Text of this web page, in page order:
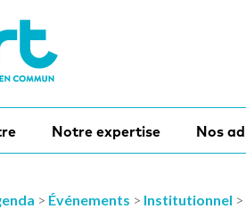
Notre expertise Nos
> Événements > Institutionnel >